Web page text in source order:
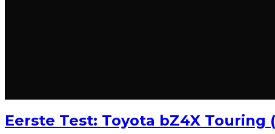
Eerste Test: Toyota bZ4X Touring